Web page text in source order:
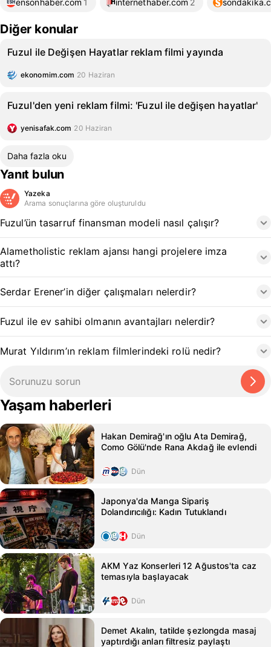
ensonhaber.com 1 internethaber.com 2
Diğer konular
Fuzul ile Değişen Hayatlar reklam filmi yayında
ekonomim.com 20 Haziran
Fuzul'den yeni reklam filmi: 'Fuzul ile değişen hayatlar'
yenisafak.com 20 Haziran
Daha fazla oku
Yanıt bulun
Yazeka
Arama sonuçlarına göre oluşturuldu
Fuzul’ün tasarruf finansman modeli nasıl çalışır?
Alametholistic reklam ajansı hangi projelere imza
attı?
Serdar Erener’in diğer çalışmaları nelerdir?
Fuzul ile ev sahibi olmanın avantajları nelerdir?
Murat Yıldırım’ın reklam filmlerindeki rolü nedir?
Yaşam haberleri
Hakan Demirağ'ın oğlu Ata Demirağ,
Como Gölü'nde Rana Akdağ ile evlendi
Dün
Japonya'da Manga Sipariş
Dolandırıcılığı: Kadın Tutuklandı
Dün
AKM Yaz Konserleri 12 Ağustos'ta caz
temasıyla başlayacak
Dün
Demet Akalın, tatilde şezlongda masaj
yaptırdığı anları filtresiz paylaştı